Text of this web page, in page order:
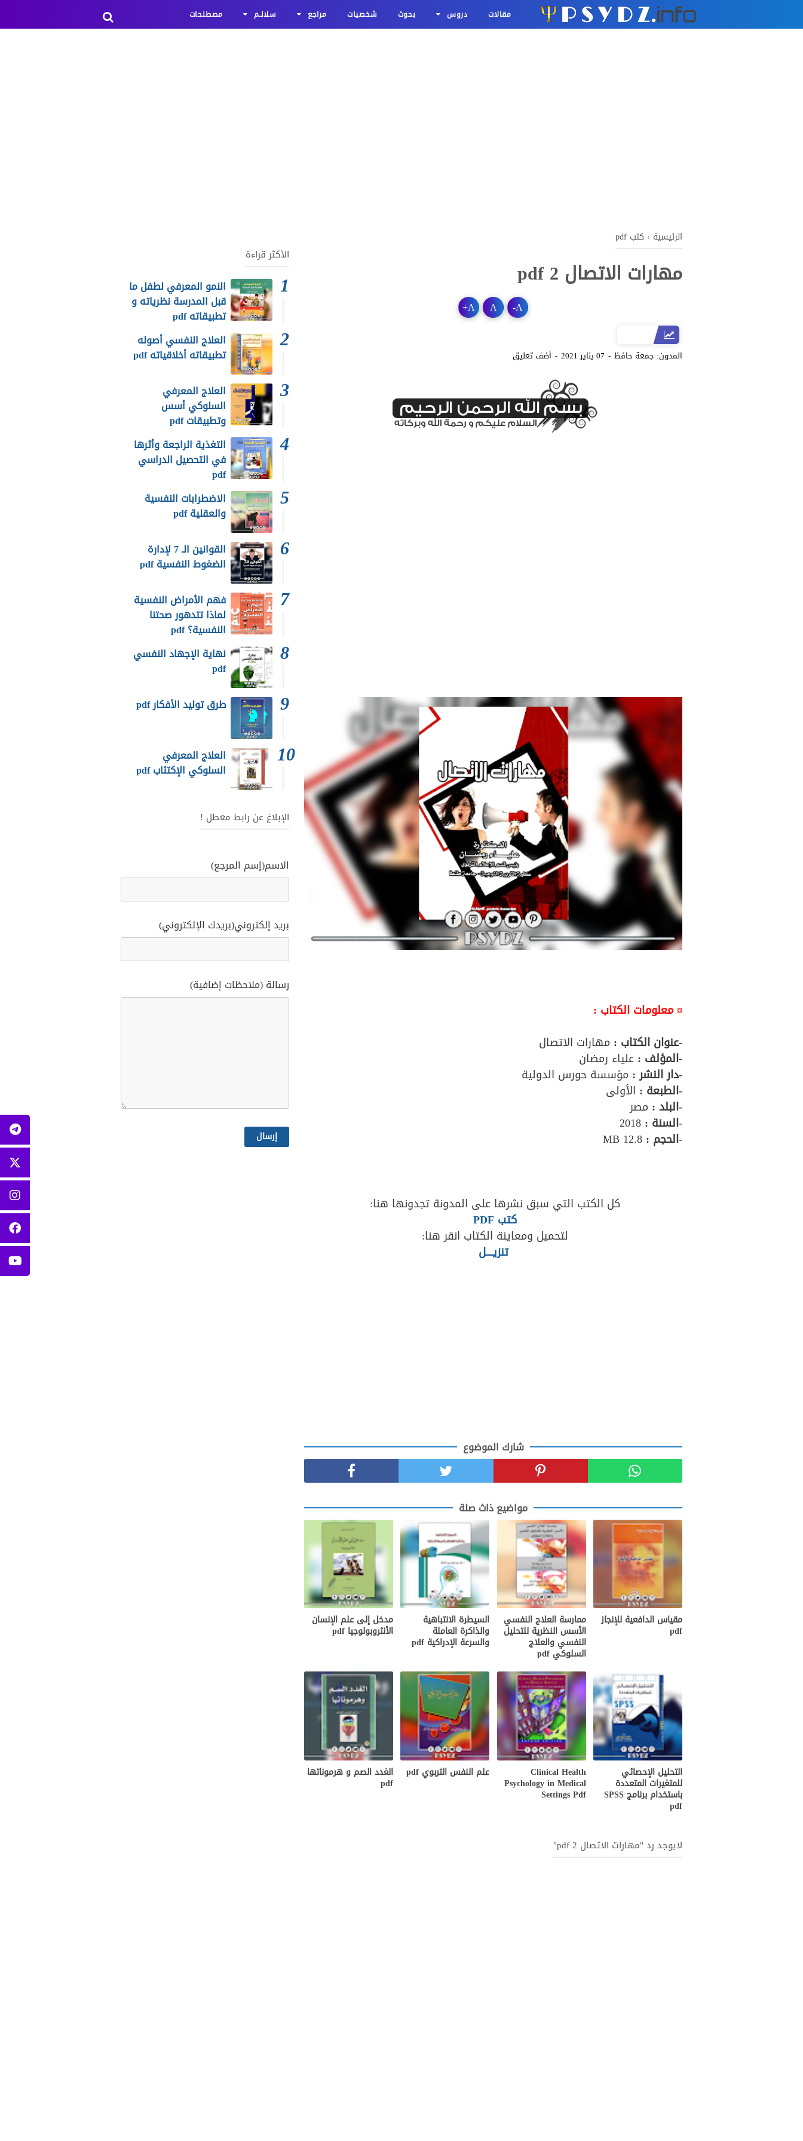
مقالات دروس بحوث شخصيات مراجع سلالـم مصطلحات
الرئيسية › كتب pdf
مهارات الاتصال 2 pdf
A
-
A
A
+
المدون: جمعة حافظ 07 يناير 2021 أضف تعليق
¤ معلومات الكتاب :
-عنوان الكتاب : مهارات الاتصال
-المؤلف : علياء رمضان
-دار النشر : مؤسسة حورس الدولية
-الطبعة : الأولى
-البلد : مصر
-السنة :
-الحجم :
كل الكتب التي سبق نشرها على المدونة تجدونها هنا:
كتب PDF
لتحميل ومعاينة الكتاب انقر هنا:
تنزيــــل
شارك الموضوع
مواضيع ذاث صلة
مقياس الدافعية للإنجاز
pdf
ممارسة العلاج النفسي
الأسس النظرية للتحليل
النفسي والعلاج
السلوكي pdf
السيطرة الانتباهية
والذاكرة العاملة
والسرعة الإدراكية pdf
مدخل إلى علم الإنسان
الأنثروبولوجيا pdf
التحليل الإحصائي
للمتغيرات المتعددة
باستخدام برنامج SPSS
pdf
Clinical Health
Psychology in Medical
Settings Pdf
علم النفس التربوي pdf الغدد الصم و هرموناتها
pdf
لايوجد رد "مهارات الاتصال 2 pdf"
الأكثر قراءة
النمو المعرفي لطفل ما
قبل المدرسة نظرياته و
تطبيقاته pdf
العلاج النفسي أصوله
تطبيقاته أخلاقياته pdf
العلاج المعرفي
السلوكي أسس
وتطبيقات pdf
التغذية الراجعة وأثرها
في التحصيل الدراسي
pdf
الاضطرابات النفسية
والعقلية pdf
القوانين الـ 7 لإدارة
الضغوط النفسية pdf
فهم الأمراض النفسية
لماذا تتدهور صحتنا
النفسية؟ pdf
نهاية الإجهاد النفسي
pdf
طرق توليد الأفكار pdf
العلاج المعرفي
السلوكي الإكتئاب pdf
الإبلاغ عن رابط معطل !
الاسم(إسم المرجع)
بريد إلكتروني(بريدك الإلكتروني)
رسالة (ملاحظات إضافية)